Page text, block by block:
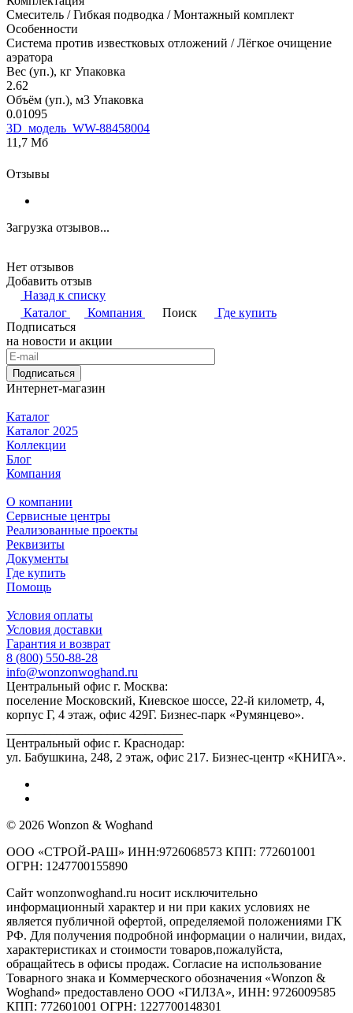
Смеситель / Гибкая подводка / Монтажный комплект
Особенности
Система против известковых отложений / Лёгкое очищение
аэратора
Вес (уп.), кг Упаковка
2.62
Объём (уп.), м3 Упаковка
0.01095
3D_модель_WW-88458004
11,7 Мб
Отзывы
Загрузка отзывов...
Нет отзывов
Добавить отзыв
Назад к списку
Каталог
Компания Поиск
Где купить
Подписаться
на новости и акции
Подписаться
Интернет-магазин
Каталог
Каталог 2025
Коллекции
Блог
Компания
О компании
Сервисные центры
Реализованные проекты
Реквизиты
Документы
Где купить
Помощь
Условия оплаты
Условия доставки
Гарантия и возврат
8 (800) 550-88-28
info@wonzonwoghand.ru
Центральный офис г. Москва:
поселение Московский, Киевское шоссе, 22-й километр, 4,
корпус Г, 4 этаж, офис 429Г. Бизнес-парк «Румянцево».
Центральный офис г. Краснодар:
ул. Бабушкина, 248, 2 этаж, офис 217. Бизнес-центр «КНИГА».
© 2026 Wonzon & Woghand
ООО «СТРОЙ-РАШ» ИНН:9726068573 КПП: 772601001
ОГРН: 1247700155890
Сайт wonzonwoghand.ru носит исключительно
информационный характер и ни при каких условиях не
является публичной офертой, определяемой положениями ГК
РФ. Для получения подробной информации о наличии, видах,
характеристиках и стоимости товаров,пожалуйста,
обращайтесь в офисы продаж. Согласие на использование
Товарного знака и Коммерческого обозначения «Wonzon &
Woghand» предоставлено OOO «ГИЛЗА», ИНН: 9726009585
КПП: 772601001 ОГРН: 1227700148301